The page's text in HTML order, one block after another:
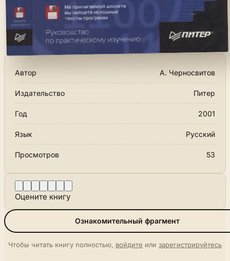
Автор А. Черносвитов
Издательство Питер
Год 2001
Язык Русский
Просмотров 53
Оцените книгу
Ознакомительный фрагмент
Чтобы читать книгу полностью, войдите или зарегистрируйтесь